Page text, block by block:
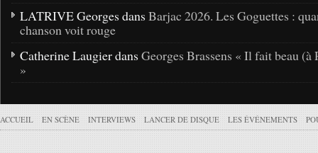
LATRIVE Georges dans Barjac 2026. Les Goguettes :
chanson voit rouge
Catherine Laugier dans Georges Brassens « Il fait beau (à
»
ACCUEIL EN SCÈNE INTERVIEWS LANCER DE DISQUE LES ÉVÉNEMENTS